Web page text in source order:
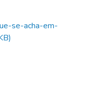
se-acha-em-